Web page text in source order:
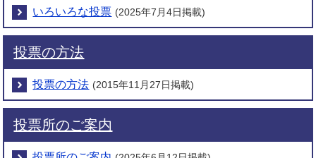
いろいろな投票 (2025年7月4日掲載)
投票の方法
投票の方法 (2015年11月27日掲載)
投票所のご案内